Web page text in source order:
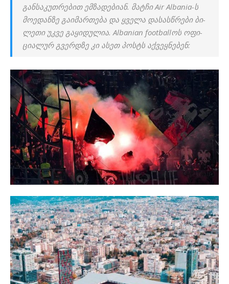
გან­სა­კუთ­რე­ბით ემ­ზა­დე­ბი­ან. მატ­ჩი Air Albania-ს
მო­ე­დან­ზე გა­ი­მარ­თე­ბა და ყვე­ლა და­სას­წრე­ბი ბი­
ლე­თი უკვე გა­ყი­დუ­ლია. Albanian footballოს ოფი­
ცი­ა­ლურ გვერ­დზე კი ასეთ პოსტს აქ­ვეყ­ნე­ბენ: